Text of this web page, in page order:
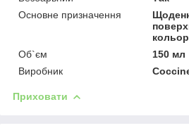
Основне призначення
Об`єм
150 мл
Виробник
Приховати